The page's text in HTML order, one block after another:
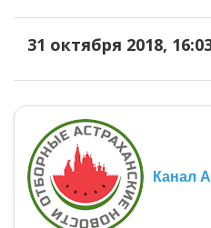
31 октября 2018,
Канал